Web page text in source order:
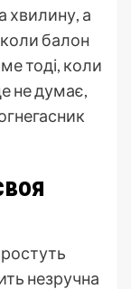
хвилину, а
коли балон
тоді, коли
не думає,
ростуть
незручна